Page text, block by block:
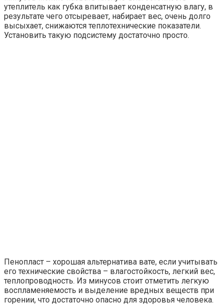
утеплитель как губка впитывает конденсатную влагу, в
результате чего отсыревает, набирает вес, очень долго
высыхает, снижаются теплотехнические показатели.
Установить такую ​​подсистему достаточно просто.
Пенопласт – хорошая альтернатива вате, если учитывать
его технические свойства – влагостойкость, легкий вес,
теплопроводность. Из минусов стоит отметить легкую
воспламеняемость и выделение вредных веществ при
горении, что достаточно опасно для здоровья человека.